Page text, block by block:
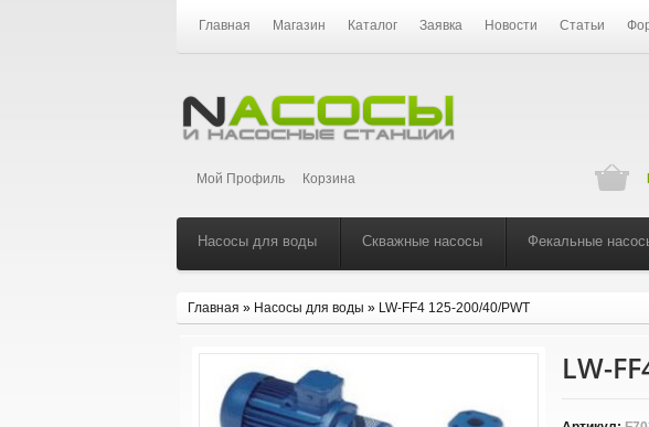
Главная Магазин Каталог Заявка Новости Статьи
Мой Профиль Корзина
Насосы для воды Скважные насосы Фекальные
Главная » Насосы для воды » LW-FF4 125-200/40/PWT
LW-